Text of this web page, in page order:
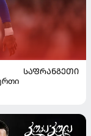
ᲡᲐᲤᲠᲐᲜᲒᲔᲗᲘ